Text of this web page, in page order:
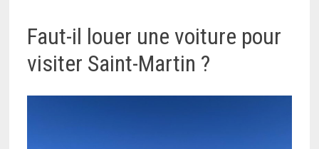
Faut-il louer une voiture pour
visiter Saint-Martin ?